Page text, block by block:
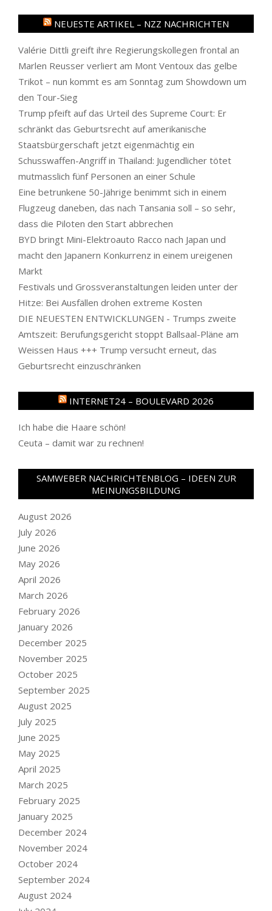
NEUESTE ARTIKEL – NZZ NACHRICHTEN
Valérie Dittli greift ihre Regierungskollegen frontal an
Marlen Reusser verliert am Mont Ventoux das gelbe
Trikot – nun kommt es am Sonntag zum Showdown um
den Tour-Sieg
Trump pfeift auf das Urteil des Supreme Court: Er
schränkt das Geburtsrecht auf amerikanische
Staatsbürgerschaft jetzt eigenmächtig ein
Schusswaffen-Angriff in Thailand: Jugendlicher tötet
mutmasslich fünf Personen an einer Schule
Eine betrunkene 50-Jährige benimmt sich in einem
Flugzeug daneben, das nach Tansania soll – so sehr,
dass die Piloten den Start abbrechen
BYD bringt Mini-Elektroauto Racco nach Japan und
macht den Japanern Konkurrenz in einem ureigenen
Markt
Festivals und Grossveranstaltungen leiden unter der
Hitze: Bei Ausfällen drohen extreme Kosten
DIE NEUESTEN ENTWICKLUNGEN - Trumps zweite
Amtszeit: Berufungsgericht stoppt Ballsaal-Pläne am
Weissen Haus +++ Trump versucht erneut, das
Geburtsrecht einzuschränken
INTERNET24 – BOULEVARD 2026
Ich habe die Haare schön!
Ceuta – damit war zu rechnen!
SAMWEBER NACHRICHTENBLOG – IDEEN ZUR
MEINUNGSBILDUNG
August 2026
July 2026
June 2026
May 2026
April 2026
March 2026
February 2026
January 2026
December 2025
November 2025
October 2025
September 2025
August 2025
July 2025
June 2025
May 2025
April 2025
March 2025
February 2025
January 2025
December 2024
November 2024
October 2024
September 2024
August 2024